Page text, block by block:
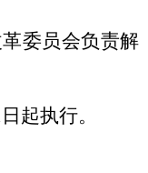
委员会负责解
日起执行。